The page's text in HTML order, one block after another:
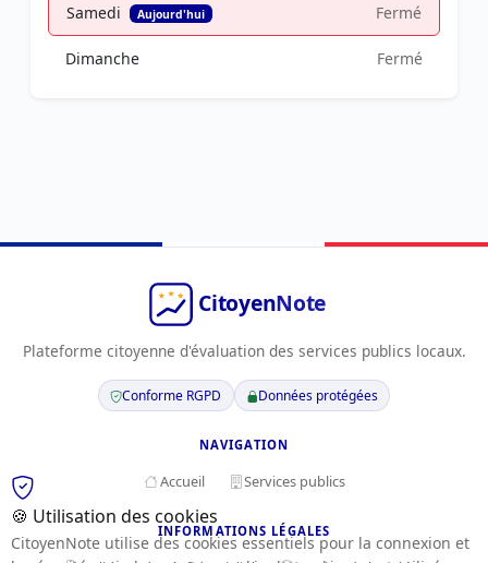
Samedi Aujourd'hui Fermé
Dimanche Fermé
Plateforme citoyenne d'évaluation des services publics locaux.
Conforme RGPD Données protégées
NAVIGATION
Accueil Services publics
INFORMATIONS LÉGALES
🍪 Utilisation des cookies
CitoyenNote utilise des cookies essentiels pour la connexion et